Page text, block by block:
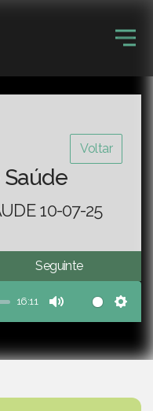
Voltar
10-07-25
Seguinte
16:11
Mute